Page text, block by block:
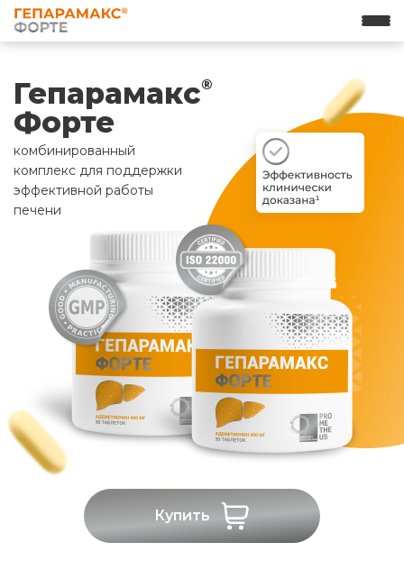
Гепарамакс®
Форте
комбинированный
комплекс для поддержки
эффективной работы
печени
Купить